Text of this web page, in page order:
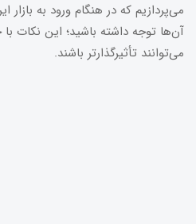
می‌پردازیم که در هنگام ورود به بازار
آن‌ها توجه داشته باشید؛ این نکات
می‌توانند تأثیرگذارتر باشند.